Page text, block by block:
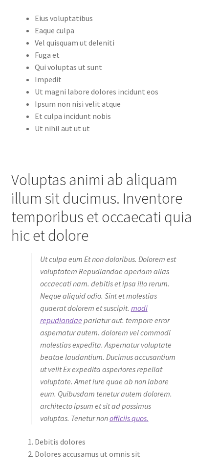
Eius voluptatibus
Eaque culpa
Vel quisquam ut deleniti
Fuga et
Qui voluptas ut sunt
Impedit
Ut magni labore dolores incidunt eos
Ipsum non nisi velit atque
Et culpa incidunt nobis
Ut nihil aut ut ut
Voluptas animi ab aliquam
illum sit ducimus. Inventore
temporibus et occaecati quia
hic et dolore
Ut culpa eum Et non doloribus. Dolorem est
voluptatem Repudiandae aperiam alias
occaecati nam. debitis et ipsa illo rerum.
Neque aliquid odio. Sint et molestias
quaerat dolorem et suscipit. modi
repudiandae pariatur aut. tempore error
aspernatur autem. dolorem vel commodi
molestias expedita. Aspernatur voluptate
beatae laudantium. Ducimus accusantium
ut velit Ex expedita asperiores repellat
voluptate. Amet iure quae ab non labore
eum. Quibusdam tenetur autem dolorem.
architecto ipsum et sit ad possimus
voluptas. Tenetur nonofficiis quos.
Debitis dolores
Dolores accusamus ut omnis sit